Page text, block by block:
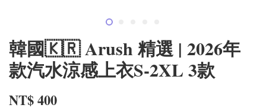
韓國🇰🇷 Arush 精選 | 2026年
款汽水涼感上衣S-2XL 3款
NT$ 400